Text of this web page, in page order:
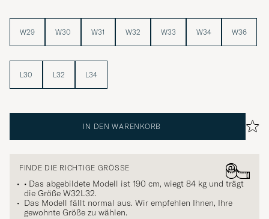
W29 W30 W31 W32 W33 W34 W36
L30 L32 L34
IN DEN WARENKORB
FINDE DIE RICHTIGE GRÖSSE
• Das abgebildete Modell ist 190 cm, wiegt 84 kg und trägt
die Größe W32L32.
Das Modell fällt normal aus. Wir empfehlen Ihnen, Ihre
gewohnte Größe zu wählen.